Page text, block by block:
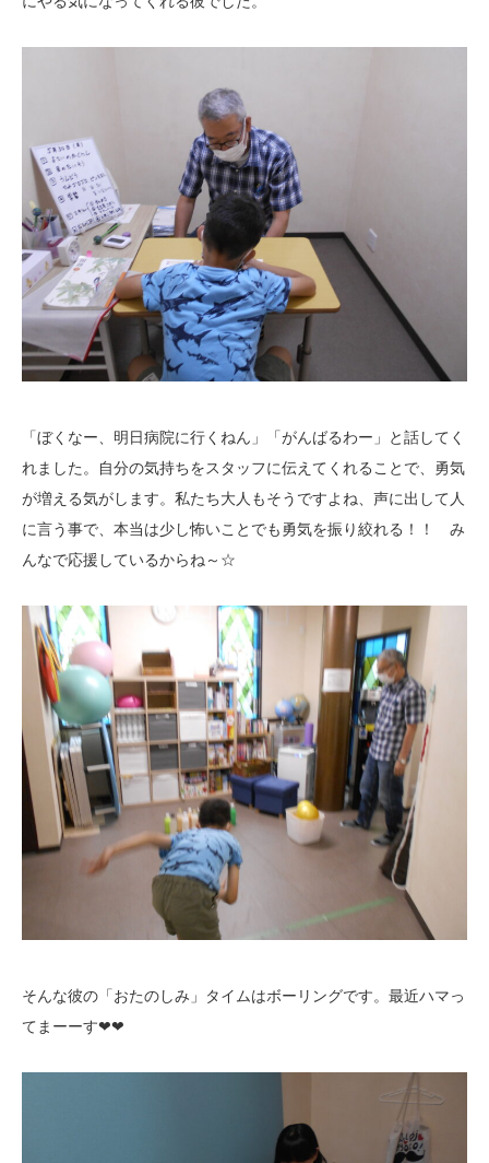
「ぼくなー、明日病院に行くねん」「がんばるわー」と話してく
れました。自分の気持ちをスタッフに伝えてくれることで、勇気
が増える気がします。私たち大人もそうですよね、声に出して人
に言う事で、本当は少し怖いことでも勇気を振り絞れる！！ み
んなで応援しているからね～☆
そんな彼の「おたのしみ」タイムはボーリングです。最近ハマっ
てまーーす❤❤